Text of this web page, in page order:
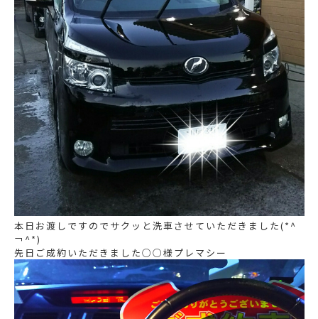
本日お渡しですのでサクッと洗車させていただきました(*^
￢^*)
先日ご成約いただきました○○様プレマシー